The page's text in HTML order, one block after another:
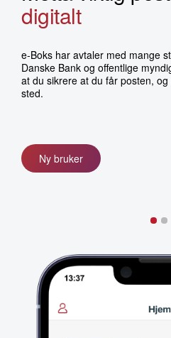
digitalt
e-Boks har avtaler med mange
Danske Bank og offentlige
at du sikrere at du får posten,
sted.
Ny bruker
digitale
digitalt
digitale